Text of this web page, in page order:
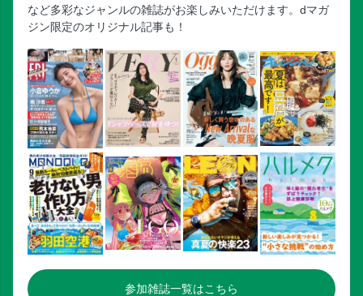
など多彩なジャンルの雑誌がお楽しみいただけます。dマガ
ジン限定のオリジナル記事も！
参加雑誌一覧はこちら